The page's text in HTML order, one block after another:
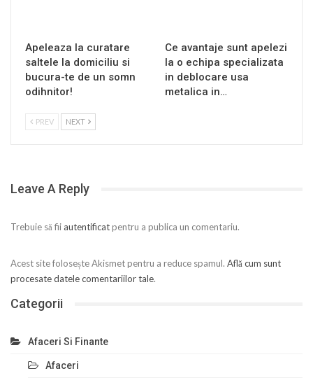
Apeleaza la curatare
saltele la domiciliu si
bucura-te de un somn
odihnitor!
Ce avantaje sunt apelezi
la o echipa specializata
in deblocare usa
metalica in…
PREV NEXT
Leave A Reply
Trebuie să fii autentificatpentru a publica un comentariu.
Acest site folosește Akismet pentru a reduce spamul. Află cum sunt
procesate datele comentariilor tale.
Categorii
Afaceri Si Finante
Afaceri